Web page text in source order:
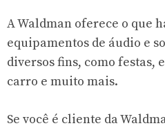
A Waldman oferece o que
equipamentos de áudio e
diversos fins, como festas,
carro e muito mais.
Se você é cliente da